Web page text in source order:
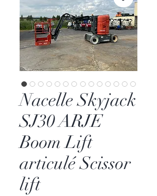
Nacelle Skyjack
SJ30 ARJE
Boom Lift
articulé Scissor
lift